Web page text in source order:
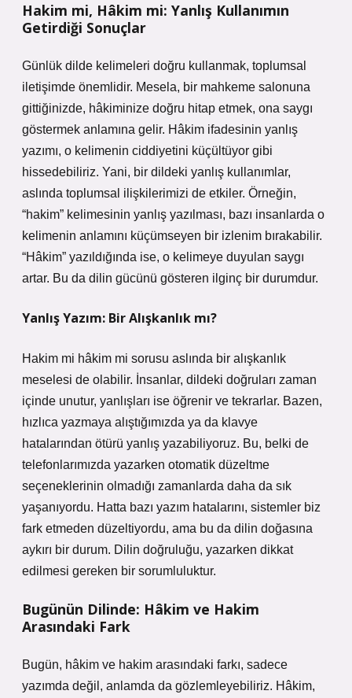
Hakim mi, Hâkim mi: Yanlış Kullanımın
Getirdiği Sonuçlar
Günlük dilde kelimeleri doğru kullanmak, toplumsal
iletişimde önemlidir. Mesela, bir mahkeme salonuna
gittiğinizde, hâkiminize doğru hitap etmek, ona saygı
göstermek anlamına gelir. Hâkim ifadesinin yanlış
yazımı, o kelimenin ciddiyetini küçültüyor gibi
hissedebiliriz. Yani, bir dildeki yanlış kullanımlar,
aslında toplumsal ilişkilerimizi de etkiler. Örneğin,
“hakim” kelimesinin yanlış yazılması, bazı insanlarda o
kelimenin anlamını küçümseyen bir izlenim bırakabilir.
“Hâkim” yazıldığında ise, o kelimeye duyulan saygı
artar. Bu da dilin gücünü gösteren ilginç bir durumdur.
Yanlış Yazım: Bir Alışkanlık mı?
Hakim mi hâkim mi sorusu aslında bir alışkanlık
meselesi de olabilir. İnsanlar, dildeki doğruları zaman
içinde unutur, yanlışları ise öğrenir ve tekrarlar. Bazen,
hızlıca yazmaya alıştığımızda ya da klavye
hatalarından ötürü yanlış yazabiliyoruz. Bu, belki de
telefonlarımızda yazarken otomatik düzeltme
seçeneklerinin olmadığı zamanlarda daha da sık
yaşanıyordu. Hatta bazı yazım hatalarını, sistemler biz
fark etmeden düzeltiyordu, ama bu da dilin doğasına
aykırı bir durum. Dilin doğruluğu, yazarken dikkat
edilmesi gereken bir sorumluluktur.
Bugünün Dilinde: Hâkim ve Hakim
Arasındaki Fark
Bugün, hâkim ve hakim arasındaki farkı, sadece
yazımda değil, anlamda da gözlemleyebiliriz. Hâkim,